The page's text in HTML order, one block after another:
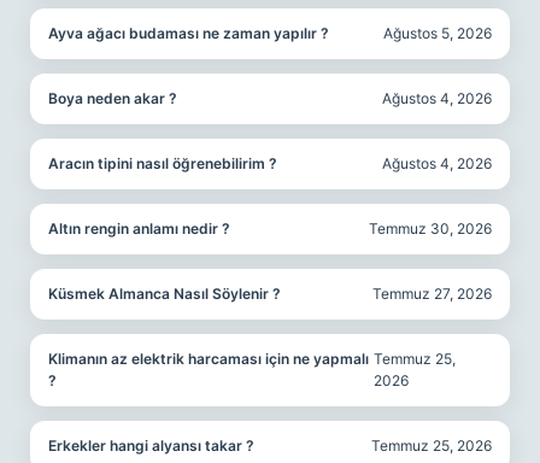
Ayva ağacı budaması ne zaman yapılır ? Ağustos 5, 2026
Boya neden akar ? Ağustos 4, 2026
Aracın tipini nasıl öğrenebilirim ? Ağustos 4, 2026
Altın rengin anlamı nedir ? Temmuz 30, 2026
Küsmek Almanca Nasıl Söylenir ? Temmuz 27, 2026
Klimanın az elektrik harcaması için ne yapmalı
?
Temmuz 25,
2026
Erkekler hangi alyansı takar ? Temmuz 25, 2026